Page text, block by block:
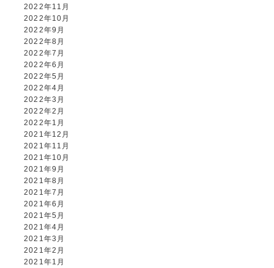
2022年11月
2022年10月
2022年9月
2022年8月
2022年7月
2022年6月
2022年5月
2022年4月
2022年3月
2022年2月
2022年1月
2021年12月
2021年11月
2021年10月
2021年9月
2021年8月
2021年7月
2021年6月
2021年5月
2021年4月
2021年3月
2021年2月
2021年1月